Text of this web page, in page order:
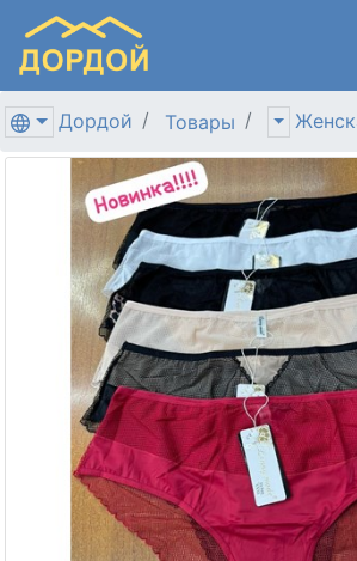
Дордой Товары